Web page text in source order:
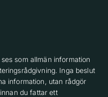
som allmän information
Inga beslut
information, utan rådgör
du fattar ett